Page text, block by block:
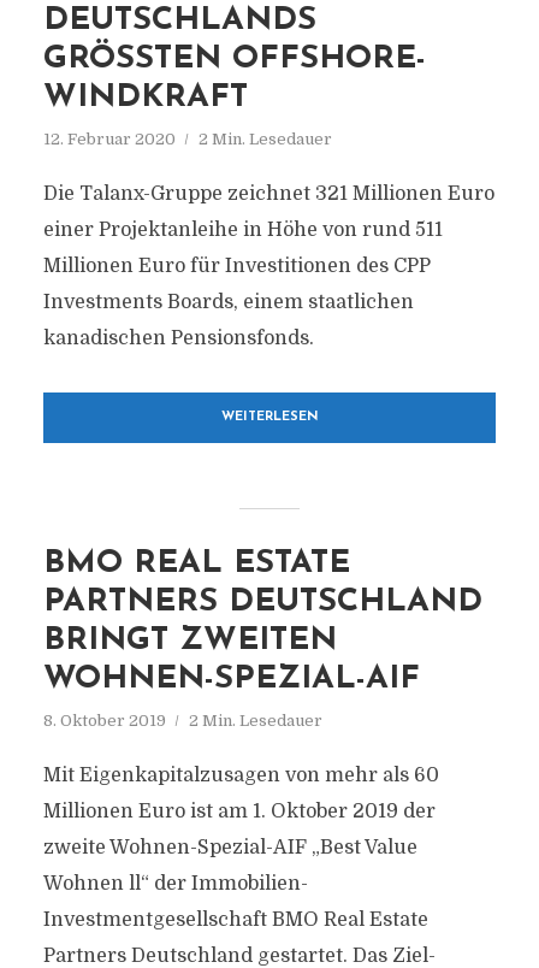
DEUTSCHLANDS
GRÖSSTEN OFFSHORE-W
INDKRAFT
12. Februar 2020 2 Min. Lesedauer
Die Talanx-Gruppe zeichnet 321 Millionen Euro
einer Projektanleihe in Höhe von rund 511
Millionen Euro für Investitionen des CPP
Investments Boards, einem staatlichen
kanadischen Pensionsfonds.
WEITERLESEN
BMO REAL ESTATE
PARTNERS DEUTSCHLAND
BRINGT ZWEITEN
WOHNEN-SPEZIAL-AIF
8. Oktober 2019 2 Min. Lesedauer
Mit Eigenkapitalzusagen von mehr als 60
Millionen Euro ist am 1. Oktober 2019 der
zweite Wohnen-Spezial-AIF „Best Value
Wohnen ll“ der Immobilien-
Investmentgesellschaft BMO Real Estate
Partners Deutschland gestartet. Das Ziel-